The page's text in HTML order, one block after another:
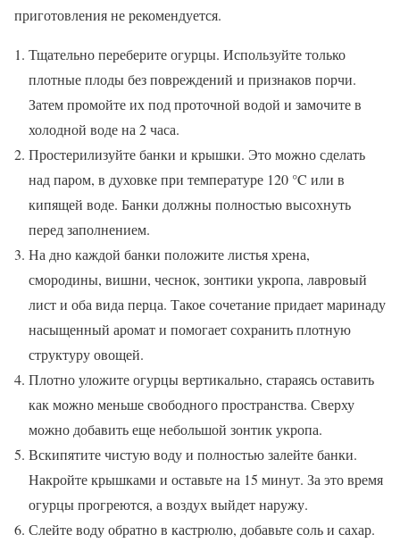
приготовления не рекомендуется.
Тщательно переберите огурцы. Используйте только
плотные плоды без повреждений и признаков порчи.
Затем промойте их под проточной водой и замочите в
холодной воде на 2 часа.
Простерилизуйте банки и крышки. Это можно сделать
над паром, в духовке при температуре 120 °C или в
кипящей воде. Банки должны полностью высохнуть
перед заполнением.
На дно каждой банки положите листья хрена,
смородины, вишни, чеснок, зонтики укропа, лавровый
лист и оба вида перца. Такое сочетание придает маринаду
насыщенный аромат и помогает сохранить плотную
структуру овощей.
Плотно уложите огурцы вертикально, стараясь оставить
как можно меньше свободного пространства. Сверху
можно добавить еще небольшой зонтик укропа.
Вскипятите чистую воду и полностью залейте банки.
Накройте крышками и оставьте на 15 минут. За это время
огурцы прогреются, а воздух выйдет наружу.
Слейте воду обратно в кастрюлю, добавьте соль и сахар.